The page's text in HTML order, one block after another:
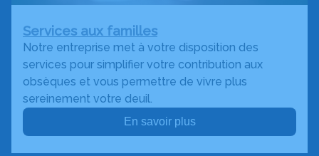
Services aux familles
Notre entreprise met à votre disposition des
services pour simplifier votre contribution aux
obsèques et vous permettre de vivre plus
sereinement votre deuil.
En savoir plus